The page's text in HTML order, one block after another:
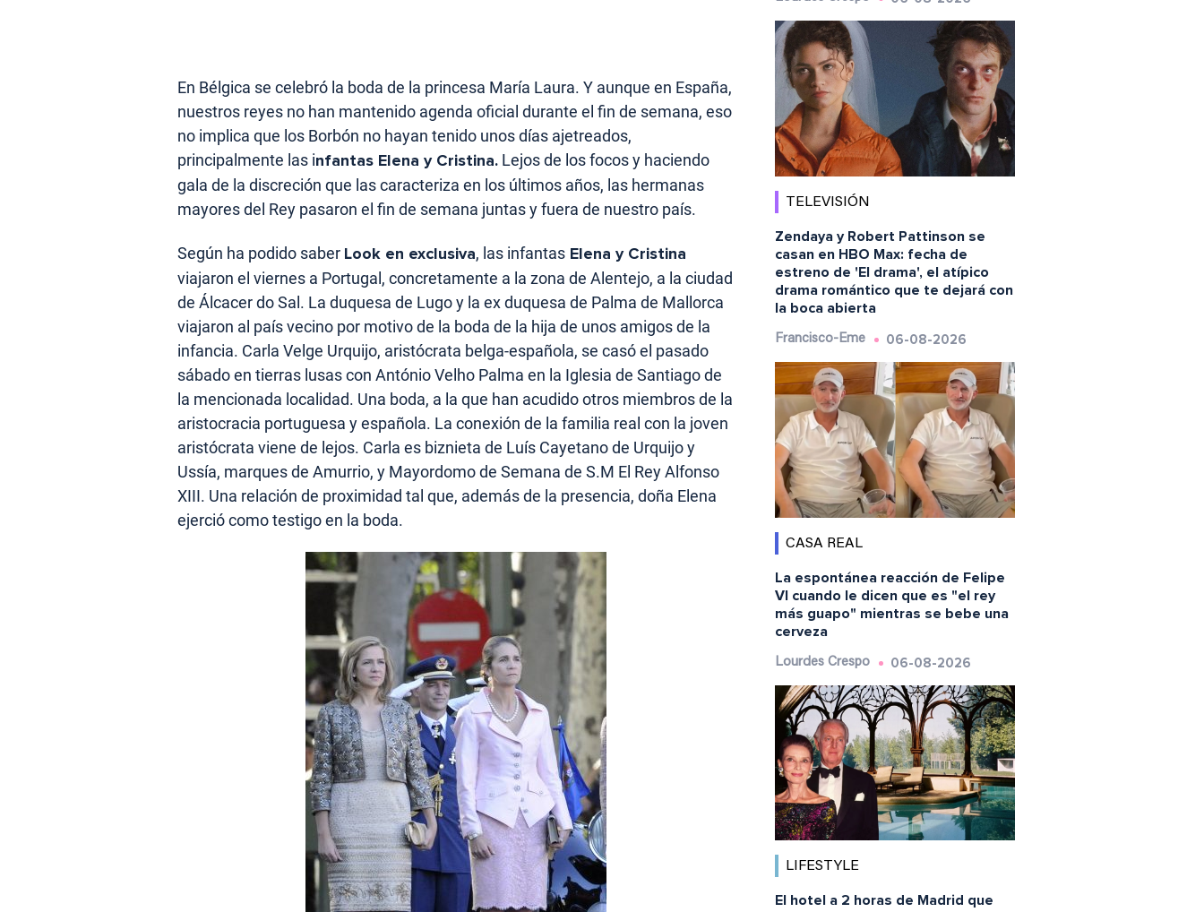
En Bélgica se celebró la boda de la princesa María Laura. Y aunque en España,
nuestros reyes no han mantenido agenda oficial durante el fin de semana, eso
no implica que los Borbón no hayan tenido unos días ajetreados,
principalmente las infantas Elena y Cristina. Lejos de los focos y haciendo
gala de la discreción que las caracteriza en los últimos años, las hermanas
mayores del Rey pasaron el fin de semana juntas y fuera de nuestro país.
Según ha podido saber Look en exclusiva, las infantas Elena y Cristina
viajaron el viernes a Portugal, concretamente a la zona de Alentejo, a la ciudad
de Álcacer do Sal. La duquesa de Lugo y la ex duquesa de Palma de Mallorca
viajaron al país vecino por motivo de la boda de la hija de unos amigos de la
infancia. Carla Velge Urquijo, aristócrata belga-española, se casó el pasado
sábado en tierras lusas con António Velho Palma en la Iglesia de Santiago de
la mencionada localidad. Una boda, a la que han acudido otros miembros de la
aristocracia portuguesa y española. La conexión de la familia real con la joven
aristócrata viene de lejos. Carla es biznieta de Luís Cayetano de Urquijo y
Ussía, marques de Amurrio, y Mayordomo de Semana de S.M El Rey Alfonso
XIII. Una relación de proximidad tal que, además de la presencia, doña Elena
ejerció como testigo en la boda.
TELEVISIÓN
Zendaya y Robert Pattinson se
casan en HBO Max: fecha de
estreno de 'El drama', el atípico
drama romántico que te dejará con
la boca abierta
Francisco-Eme 06-08-2026
CASA REAL
La espontánea reacción de Felipe
VI cuando le dicen que es "el rey
más guapo" mientras se bebe una
cerveza
Lourdes Crespo 06-08-2026
LIFESTYLE
El hotel a 2 horas de Madrid que